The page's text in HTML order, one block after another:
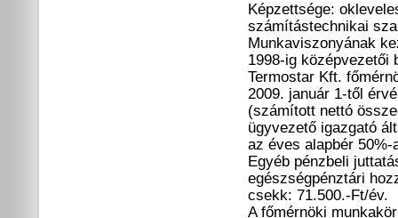
Képzettsége:
számítástechnikai
Munkaviszonyának
1998-ig középvezetői
Termostar Kft.
2009. január 1-től
(számított nettó
ügyvezető igazgató
az éves alapbér 50%-
Egyéb pénzbeli
egészségpénztári
csekk: 71.500.-Ft/év.
A főmérnöki